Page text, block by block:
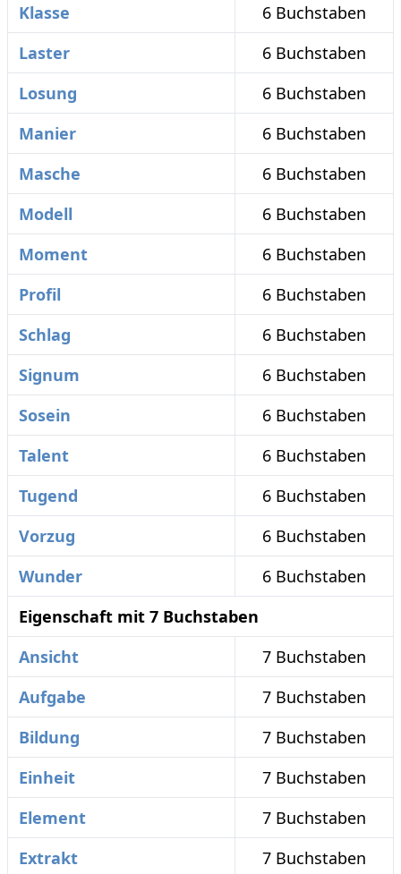
Klasse
6 Buchstaben
Laster
6 Buchstaben
Losung
6 Buchstaben
Manier
6 Buchstaben
Masche
6 Buchstaben
Modell
6 Buchstaben
Moment
6 Buchstaben
Profil
6 Buchstaben
Schlag
6 Buchstaben
Signum
6 Buchstaben
Sosein
6 Buchstaben
Talent
6 Buchstaben
Tugend
6 Buchstaben
Vorzug
6 Buchstaben
Wunder
6 Buchstaben
Eigenschaft mit 7 Buchstaben
Ansicht
7 Buchstaben
Aufgabe
7 Buchstaben
Bildung
7 Buchstaben
Einheit
7 Buchstaben
Element
7 Buchstaben
Extrakt
7 Buchstaben